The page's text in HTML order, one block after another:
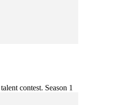
contest. Season 1